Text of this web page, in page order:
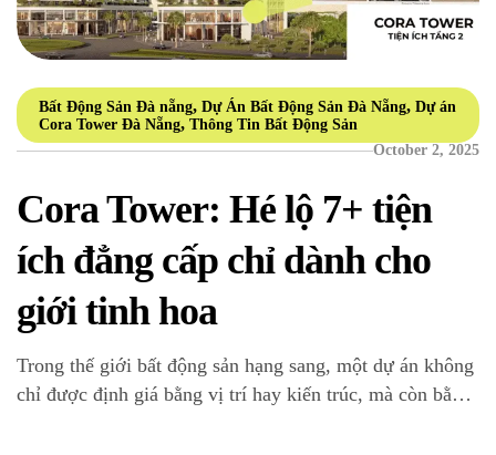
Bất Động Sản Đà nẵng, Dự Án Bất Động Sản Đà Nẵng, Dự án
Cora Tower Đà Nẵng, Thông Tin Bất Động Sản
October 2, 2025
Cora Tower: Hé lộ 7+ tiện
ích đẳng cấp chỉ dành cho
giới tinh hoa
Trong thế giới bất động sản hạng sang, một dự án không
chỉ được định giá bằng vị trí hay kiến trúc, mà còn bằng